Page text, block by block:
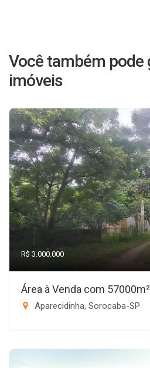
Você também pode
imóveis
R$ 3.000.000
Área à Venda com 57000m²
Aparecidinha, Sorocaba-SP